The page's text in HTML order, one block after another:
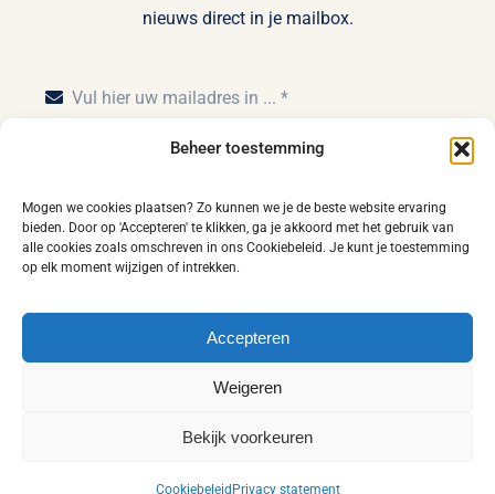
Beheer toestemming
Mogen we cookies plaatsen? Zo kunnen we je de beste website ervaring
bieden. Door op 'Accepteren' te klikken, ga je akkoord met het gebruik van
alle cookies zoals omschreven in ons Cookiebeleid. Je kunt je toestemming
op elk moment wijzigen of intrekken.
Accepteren
Weigeren
Bekijk voorkeuren
Cookiebeleid Privacy statement
nieuws direct in je mailbox.
Home Privacy statement
Disclaimer
Leveringsvoorwaarden
Algemene voorwaarden
Cookiebeleid (EU)
1978 - 2026© Bremafa | Ontwerp doorVan de Sand Design